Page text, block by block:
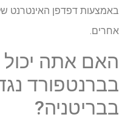
באמצעות דפדפן האינטרנט
אחרים.
האם אתה
בברנטפורד
בבריטניה?